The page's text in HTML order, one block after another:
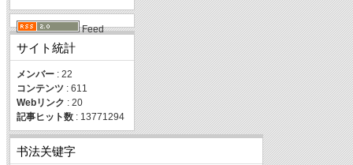
Feed
サイト統計
メンバー : 22
コンテンツ : 611
Webリンク : 20
記事ヒット数 : 13771294
书法关键字